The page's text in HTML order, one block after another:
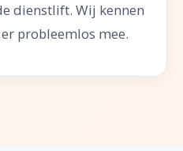
dienstlift. Wij kennen
probleemlos mee.